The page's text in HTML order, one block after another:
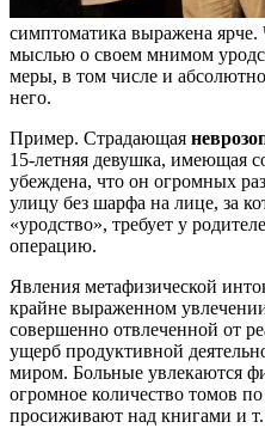
симптоматика выражена
мыслью о своем мнимом
меры, в том числе и
него.
Пример. Страдающая
15-летняя девушка, имеющая
убеждена, что он огромных
улицу без шарфа на лице, за
«уродство», требует у
операцию.
Явления метафизической
крайне выраженном
совершенно отвлеченной от
ущерб продуктивной
миром. Больные увлекаются
огромное количество томов
просиживают над книгами и